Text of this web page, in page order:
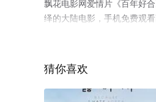
飘花电影网爱情片《百年好
绎的大陆电影，手机免费观
猜你喜欢